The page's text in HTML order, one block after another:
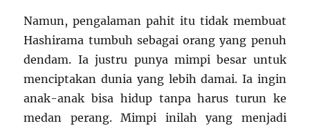
Namun, pengalaman pahit itu tidak membuat
Hashirama tumbuh sebagai orang yang penuh
dendam. Ia justru punya mimpi besar untuk
menciptakan dunia yang lebih damai. Ia ingin
anak-anak bisa hidup tanpa harus turun ke
medan perang. Mimpi inilah yang menjadi